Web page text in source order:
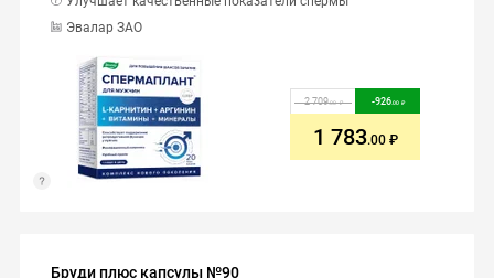
Эвалар ЗАО
2 709.00 -926.00
1 783.00
Бруди плюс капсулы №90